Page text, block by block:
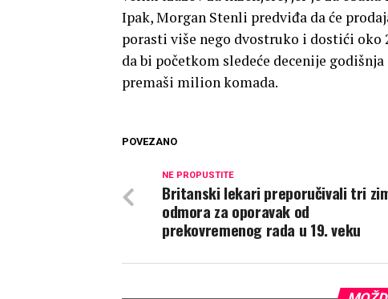
Ipak, Morgan Stenli predviđa da će
porasti više nego dvostruko i dostići oko
da bi početkom sledeće decenije
premaši milion komada.
POVEZANO
NE PROPUSTITE
Britanski lekari preporučivali tri
odmora za oporavak od
prekovremenog rada u 19. veku